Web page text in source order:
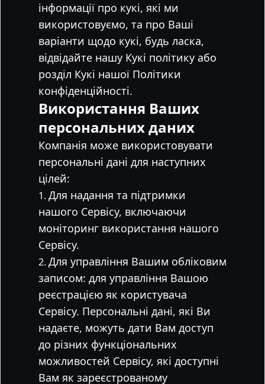
інформації про кукі, які ми
використовуємо, та про Ваші
варіанти щодо кукі, будь ласка,
відвідайте нашу Кукі політику або
розділ Кукі нашої Політики
конфіденційності.
Використання Ваших
персональних даних
Компанія може використовувати
персональні дані для наступних
цілей:
Для надання та підтримки
нашого Сервісу, включаючи
моніторинг використання нашого
Сервісу.
Для управління Вашим обліковим
записом: для управління Вашою
реєстрацією як користувача
Сервісу. Персональні дані, які Ви
надаєте, можуть дати Вам доступ
до різних функціональних
можливостей Сервісу, які доступні
Вам як зареєстрованому